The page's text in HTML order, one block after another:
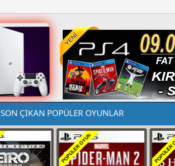
SON ÇIKAN POPÜLER OYUNLAR
POPÜLER OYUN